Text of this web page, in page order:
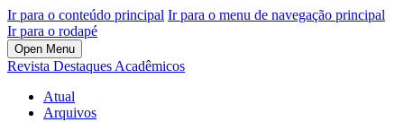
Ir para o conteúdo principal Ir para o menu de navegação principal
Ir para o rodapé
Open Menu
Revista Destaques Acadêmicos
Atual
Arquivos